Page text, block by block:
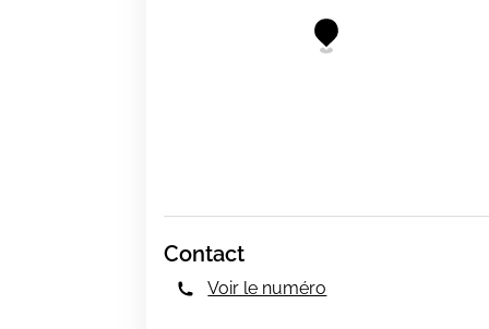
Contact
Voir le numéro